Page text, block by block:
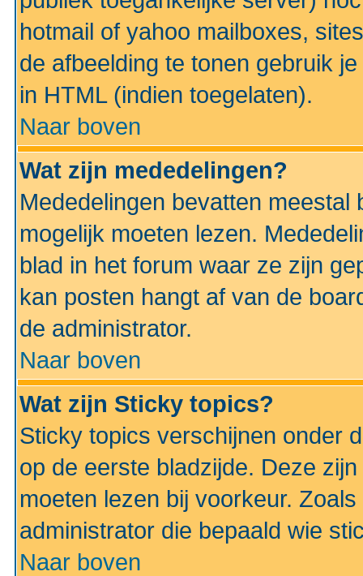
hotmail of yahoo mailboxes,
de afbeelding te tonen gebruik
in HTML (indien toegelaten).
Naar boven
Wat zijn mededelingen?
Mededelingen bevatten
mogelijk moeten lezen.
blad in het forum waar ze zijn
kan posten hangt af van de
de administrator.
Naar boven
Wat zijn Sticky topics?
Sticky topics verschijnen onder
op de eerste bladzijde. Deze
moeten lezen bij voorkeur.
administrator die bepaald wie
Naar boven